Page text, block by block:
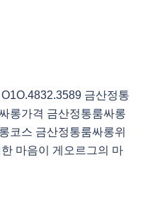
금산정통
롱가격 금산정통룸싸롱
코스 금산정통룸싸롱위
마음이 게오르그의 마